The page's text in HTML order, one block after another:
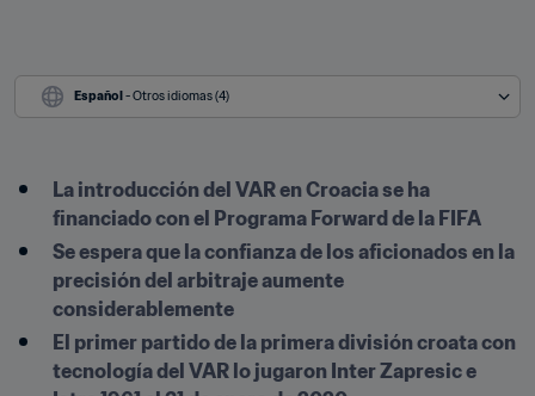
Español - Otros idiomas (4)
La introducción del VAR en Croacia se ha
financiado con el Programa Forward de la FIFA
Se espera que la confianza de los aficionados en la
precisión del arbitraje aumente
considerablemente
El primer partido de la primera división croata con
tecnología del VAR lo jugaron Inter Zapresic e